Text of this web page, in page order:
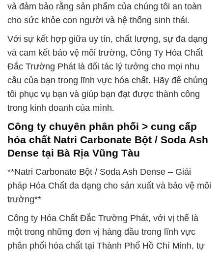
và đảm bảo rằng sản phẩm của chúng tôi an toàn
cho sức khỏe con người và hệ thống sinh thái.
Với sự kết hợp giữa uy tín, chất lượng, sự đa dạng
và cam kết bảo vệ môi trường, Công Ty Hóa Chất
Đắc Trường Phát là đối tác lý tưởng cho mọi nhu
cầu của bạn trong lĩnh vực hóa chất. Hãy để chúng
tôi phục vụ bạn và giúp bạn đạt được thành công
trong kinh doanh của mình.
Công ty chuyên phân phối > cung cấp
hóa chất Natri Carbonate Bột / Soda Ash
Dense tại Bà Rịa Vũng Tàu
**Natri Carbonate Bột / Soda Ash Dense – Giải
pháp Hóa Chất đa dạng cho sản xuất và bảo vệ môi
trường**
Công ty Hóa Chất Đắc Trường Phát, với vị thế là
một trong những đơn vị hàng đầu trong lĩnh vực
phân phối hóa chất tại Thành Phố Hồ Chí Minh, tự